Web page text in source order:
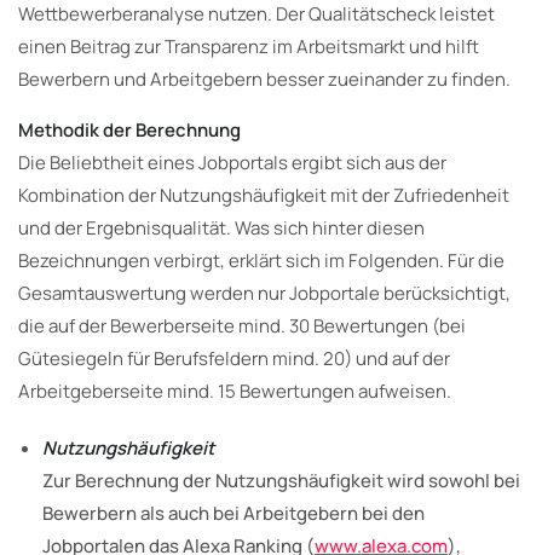
Wettbewerberanalyse nutzen. Der Qualitätscheck leistet
einen Beitrag zur Transparenz im Arbeitsmarkt und hilft
Bewerbern und Arbeitgebern besser zueinander zu finden.
Methodik der Berechnung
Die Beliebtheit eines Jobportals ergibt sich aus der
Kombination der Nutzungshäufigkeit mit der Zufriedenheit
und der Ergebnisqualität. Was sich hinter diesen
Bezeichnungen verbirgt, erklärt sich im Folgenden. Für die
Gesamtauswertung werden nur Jobportale berücksichtigt,
die auf der Bewerberseite mind. 30 Bewertungen (bei
Gütesiegeln für Berufsfeldern mind. 20) und auf der
Arbeitgeberseite mind. 15 Bewertungen aufweisen.
Nutzungshäufigkeit
Zur Berechnung der Nutzungshäufigkeit wird sowohl bei
Bewerbern als auch bei Arbeitgebern bei den
Jobportalen das Alexa Ranking (www.alexa.com),